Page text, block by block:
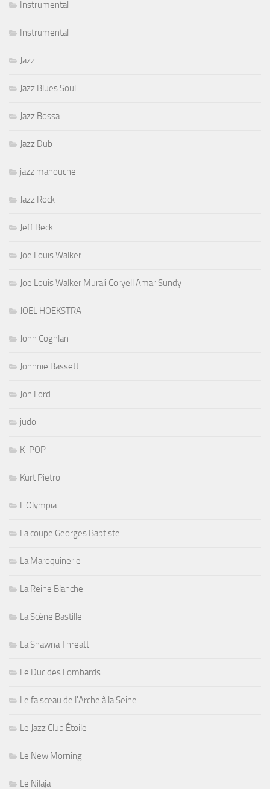
Instrumental
Instrumental
Jazz
Jazz Blues Soul
Jazz Bossa
Jazz Dub
jazz manouche
Jazz Rock
Jeff Beck
Joe Louis Walker
Joe Louis Walker Murali Coryell Amar Sundy
JOEL HOEKSTRA
John Coghlan
Johnnie Bassett
Jon Lord
judo
K-POP
Kurt Pietro
L'Olympia
La coupe Georges Baptiste
La Maroquinerie
La Reine Blanche
La Scène Bastille
La Shawna Threatt
Le Duc des Lombards
Le faisceau de l'Arche à la Seine
Le Jazz Club Étoile
Le New Morning
Le Nilaja